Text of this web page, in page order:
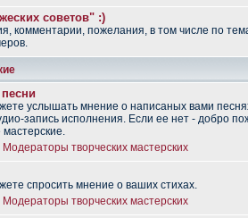
советов" :)
комментарии, пожелания, в том числе по
услышать мнение о написаных вами
запись исполнения. Если ее нет - добро
мастерские.
Модераторы творческих мастерских
спросить мнение о ваших стихах.
Модераторы творческих мастерских